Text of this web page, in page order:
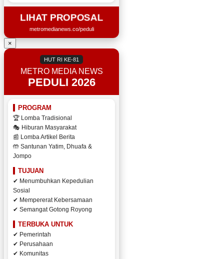
LIHAT PROPOSAL
metromedianews.co/peduli
×
HUT RI KE-81
METRO MEDIA NEWS
PEDULI 2026
PROGRAM
🏆 Lomba Tradisional
🎭 Hiburan Masyarakat
📰 Lomba Artikel Berita
🤲 Santunan Yatim, Dhuafa &
Jompo
TUJUAN
✔ Menumbuhkan Kepedulian
Sosial
✔ Mempererat Kebersamaan
✔ Semangat Gotong Royong
TERBUKA UNTUK
✔ Pemerintah
✔ Perusahaan
✔ Komunitas